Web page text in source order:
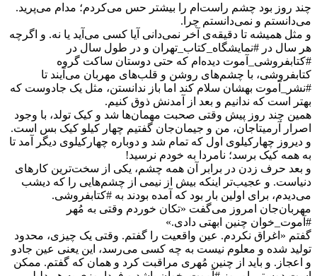
چند روز بود چشم راست‌ام را بیشتر حس می‌کردم؛ مدام می‌پرید.
می‌دانستم و نمی‌‌دانستم چرا.
و مثل همیشه تا دقیقه‌ی آخر نمی‌دانی آیا کسی می‌آید یا نه. و اگرچه
هر سال در #نمایشگاه_کتاب_تهران و در طول سال در
#کتابفروشی_آموت دیده‌ام که حتی دوستان ساکت گروه
کتابفروشی، با چشم‌های روشن و قلب‌های مهربان می‌آیند تا
#نشر_آموت بهشان سلام کند اما باز ندانستن، مثل یک جادوست که
بهتر است که ندانیم و بعد از آمدنش ذوق کنیم.
همین چند روز پیش وقتی صحبت مهمان‌ها شد و کیک تولد، با وجود
اصرار آرمیتاجان، من و جیمان‌جان گفتیم چهار کیلو کیک بس است.
و دیروز چهارکیلوی اول که تمام شد و دوباره چهارکیلوی دیگر آمد تا
به همه کیک برسد؛ نامردا به خودم نرسید!
و بعد حرف زدن در برابر آن همه چشم، یکی از سخت‌ترین کارهای
دنیاست. و عجیب‌تر اینکه بیش از نیمی از چشم‌هایی را که دیشب
می‌دیدم، برای اولین بار بود که آمده بودند به #کتابفروشی.
مهربان‌جان امروز می‌گفت «تکان خوردم وقتی به مُهر
#آموت_خوان چنین ابهتی دادی.»
گفتم «اغراق نکردم. عین واقعیت را گفتم. وقتی یک چیزی، محدود
تولید شده و معلوم نیست به چه کسی می‌رسد، این یعنی عین جادو
و اعجاز. و باید از چنین مُهری مراقبت کرد و همان که گفتم. ممکن